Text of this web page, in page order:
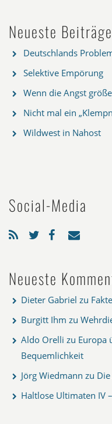
Neueste Beiträge
Deutschlands
Selektive Empörung
Wenn die Angst
Nicht mal ein
Wildwest in Nahost
Social-Media
Neueste
Dieter Gabriel zu
Burgitt Ihm zu
Aldo Orelli zu Europa
Bequemlichkeit
Jörg Wiedmann zu
Haltlose Ultimaten IV